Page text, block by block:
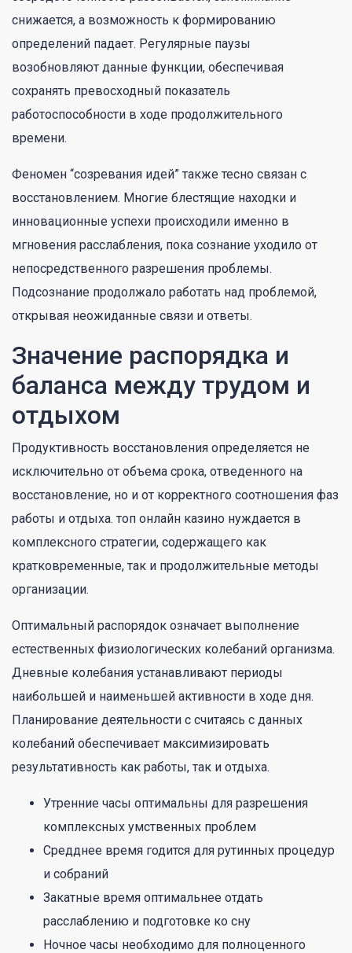
снижается, а возможность к формированию
определений падает. Регулярные паузы
возобновляют данные функции, обеспечивая
сохранять превосходный показатель
работоспособности в ходе продолжительного
времени.
Феномен “созревания идей” также тесно связан с
восстановлением. Многие блестящие находки и
инновационные успехи происходили именно в
мгновения расслабления, пока сознание уходило от
непосредственного разрешения проблемы.
Подсознание продолжало работать над проблемой,
открывая неожиданные связи и ответы.
Значение распорядка и
баланса между трудом и
отдыхом
Продуктивность восстановления определяется не
исключительно от объема срока, отведенного на
восстановление, но и от корректного соотношения фаз
работы и отдыха. топ онлайн казино нуждается в
комплексного стратегии, содержащего как
кратковременные, так и продолжительные методы
организации.
Оптимальный распорядок означает выполнение
естественных физиологических колебаний организма.
Дневные колебания устанавливают периоды
наибольшей и наименьшей активности в ходе дня.
Планирование деятельности с считаясь с данных
колебаний обеспечивает максимизировать
результативность как работы, так и отдыха.
Утренние часы оптимальны для разрешения
комплексных умственных проблем
Средднее время годится для рутинных процедур
и собраний
Закатные время оптимальнее отдать
расслаблению и подготовке ко сну
Ночное часы необходимо для полноценного